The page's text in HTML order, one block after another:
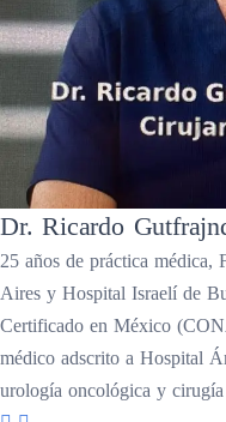
Dr. Ricardo
25 años de práctica médica,
Aires y Hospital Israelí de
Certificado en México
médico adscrito a Hospital
urología oncológica y